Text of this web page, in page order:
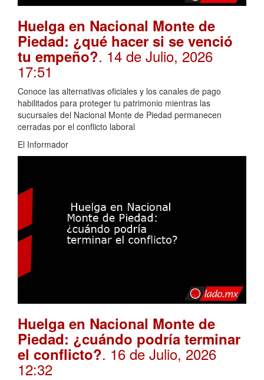
Huelga en Nacional Monte de
Piedad: ¿qué hacer si se venció
tu empeño?. 14 de Julio, 2026
17:51
Conoce las alternativas oficiales y los canales de pago
habilitados para proteger tu patrimonio mientras las
sucursales del Nacional Monte de Piedad permanecen
cerradas por el conflicto laboral
El Informador
Huelga en Nacional Monte de
Piedad: ¿cuándo podría terminar
el conflicto?. 16 de Julio, 2026
12:32